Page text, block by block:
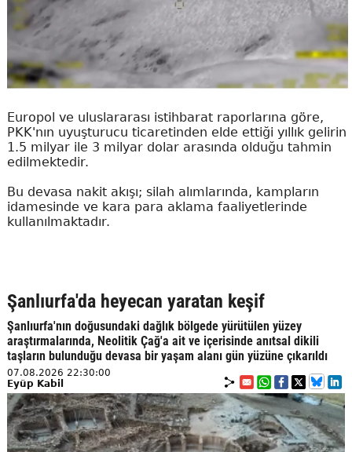
Europol ve uluslararası istihbarat raporlarına göre,
PKK'nın uyuşturucu ticaretinden elde ettiği yıllık gelirin
1.5 milyar ile 3 milyar dolar arasında olduğu tahmin
edilmektedir.
Bu devasa nakit akışı; silah alımlarında, kampların
idamesinde ve kara para aklama faaliyetlerinde
kullanılmaktadır.
Şanlıurfa'da heyecan yaratan keşif
Şanlıurfa'nın doğusundaki dağlık bölgede yürütülen yüzey
araştırmalarında, Neolitik Çağ'a ait ve içerisinde anıtsal dikili
taşların bulunduğu devasa bir yaşam alanı gün yüzüne çıkarıldı
07.08.2026 22:30:00
Eyüp Kabil